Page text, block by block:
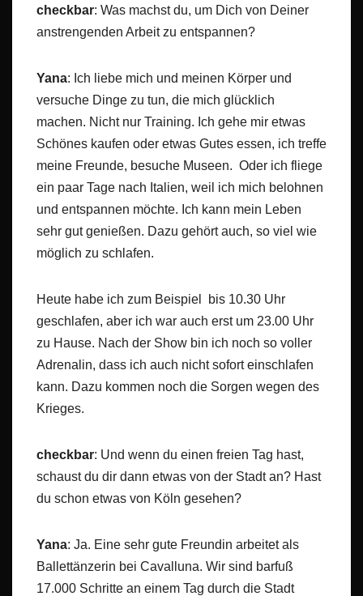
checkbar: Was machst du, um Dich von Deiner
anstrengenden Arbeit zu entspannen?
Yana: Ich liebe mich und meinen Körper und
versuche Dinge zu tun, die mich glücklich
machen. Nicht nur Training. Ich gehe mir etwas
Schönes kaufen oder etwas Gutes essen, ich treffe
meine Freunde, besuche Museen. Oder ich fliege
ein paar Tage nach Italien, weil ich mich belohnen
und entspannen möchte. Ich kann mein Leben
sehr gut genießen. Dazu gehört auch, so viel wie
möglich zu schlafen.
Heute habe ich zum Beispiel bis 10.30 Uhr
geschlafen, aber ich war auch erst um 23.00 Uhr
zu Hause. Nach der Show bin ich noch so voller
Adrenalin, dass ich auch nicht sofort einschlafen
kann. Dazu kommen noch die Sorgen wegen des
Krieges.
checkbar: Und wenn du einen freien Tag hast,
schaust du dir dann etwas von der Stadt an? Hast
du schon etwas von Köln gesehen?
Yana: Ja. Eine sehr gute Freundin arbeitet als
Ballettänzerin bei Cavalluna. Wir sind barfuß
17.000 Schritte an einem Tag durch die Stadt